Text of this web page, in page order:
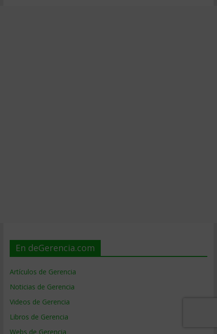
En deGerencia.com
Artículos de Gerencia
Noticias de Gerencia
Videos de Gerencia
Libros de Gerencia
Webs de Gerencia